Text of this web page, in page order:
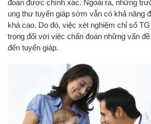
đoán được chính xác. Ngoài ra, những
ung thư tuyến giáp sớm vẫn có khả năng
khá cao. Do đó, việc xét nghiệm chỉ số
trọng đối với việc chẩn đoán những vấn
đến tuyến giáp.